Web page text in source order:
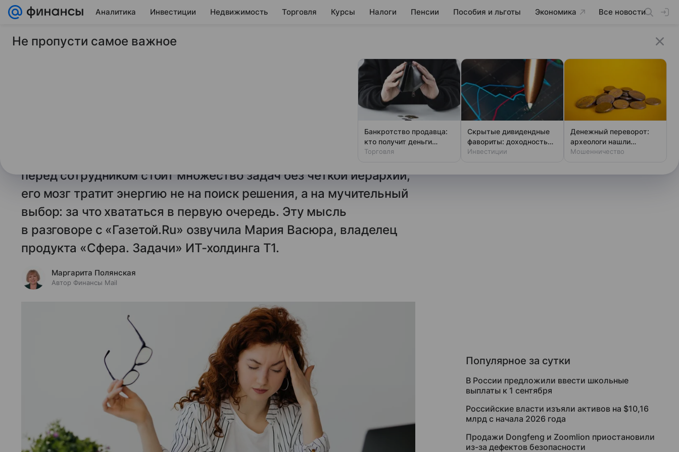
Аналитика Инвестиции Недвижимость Торговля Курсы Налоги Пенсии Пособия и льготы Экономика Все новости
14 мая 2026 Финансы Mail
Названа причина стресса на работе у
перед сотрудником стоит множество задач без четкой иерархии,
его мозг тратит энергию не на поиск решения, а на мучительный
выбор: за что хвататься в первую очередь. Эту мысль
в разговоре с «Газетой.Ru» озвучила Мария Васюра, владелец
продукта «Сфера. Задачи» ИТ-холдинга Т1.
Маргарита Полянская
Автор Финансы Mail
Популярное за сутки
В России предложили ввести школьные
выплаты к 1 сентября
Российские власти изъяли активов на $10,16
млрд с начала 2026 года
Продажи Dongfeng и Zoomlion приостановили
из-за дефектов безопасности
Не пропусти самое важное
Банкротство продавца:
кто получит деньги
первым
Торговля
Скрытые дивидендные
фавориты: доходность
выше ключевой ставки
Инвестиции
Денежный переворот:
археологи нашли
фальшивки XIV века
Мошенничество